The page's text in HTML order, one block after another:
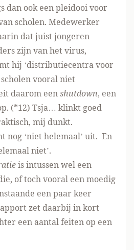
dan ook een pleidooi voor
scholen. Medewerker
dat juist jongeren
zijn van het virus,
hij ‘distributiecentra voor
vooral niet
daarom eenshutdown, een
(*12) Tsja… klinkt goed
mij dunkt.
nog ‘niet helemaal’ uit. En
niet’.
is intussen wel een
of toch vooral een moedig
een paar keer
zet daarbij in kort
een aantal feiten op een